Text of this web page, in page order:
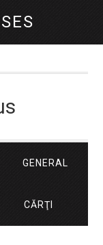
GENERAL
CĂRŢI